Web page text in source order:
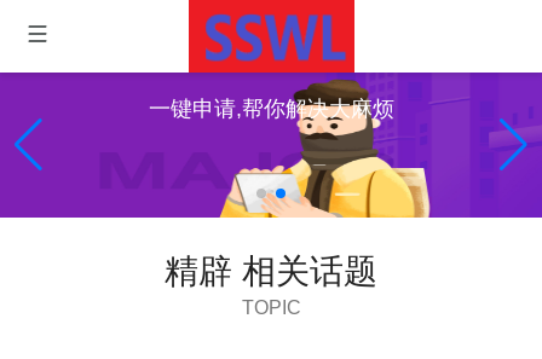
一键申请,帮你解决大麻烦
精辟 相关话题
TOPIC